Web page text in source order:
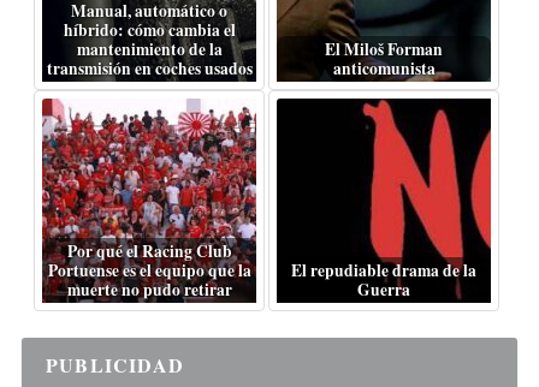
Manual, automático o
híbrido: cómo cambia el
mantenimiento de la
transmisión en coches usados
El Miloš Forman
anticomunista
Por qué el Racing Club
Portuense es el equipo que la
muerte no pudo retirar
El repudiable drama de la
Guerra
PUBLICIDAD